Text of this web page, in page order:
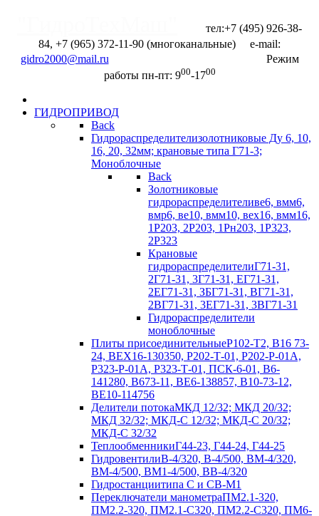
тел:+7 (495) 926-38-
84, +7 (965) 372-11-90 (многоканальные) e-mail:
gidro2000@mail.ru
Режим
работы пн-пт: 900-1700
ГИДРОПРИВОД
Back
Гидрораспределителизолотниковые Ду 6, 10,
16, 20, 32мм; крановые типа Г71-3;
Моноблочные
Back
Золотниковые
гидрораспределителиве6, вмм6,
вмр6, ве10, вмм10, вех16, вмм16,
1Р203, 2Р203, 1Рн203, 1Р323,
2Р323
Крановые
гидрораспределителиГ71-31,
2Г71-31, 3Г71-31, ЕГ71-31,
2ЕГ71-31, ЗБГ71-З1, ВГ71-31,
2ВГ71-31, 3EГ71-31, 3BГ71-31
Гидрораспределители
моноблочные
Плиты присоединительныеР102-Т2, В16 73-
24, ВЕХ16-130350, Р202-Т-01, Р202-Р-01А,
Р323-Р-01А, Р323-Т-01, ПСК-6-01, В6-
141280, В673-11, ВЕ6-138857, В10-73-12,
ВЕ10-114756
Делители потокаМКД 12/32; МКД 20/32;
МКД 32/32; МКД-С 12/32; МКД-С 20/32;
МКД-С 32/32
ТеплообменникиГ44-23, Г44-24, Г44-25
ГидровентилиВ-4/320, В-4/500, ВМ-4/320,
ВМ-4/500, ВМ1-4/500, ВВ-4/320
Гидростанциитипа С и СВ-М1
Переключатели манометраПМ2.1-320,
ПМ2.2-320, ПМ2.1-С320, ПМ2.2-С320, ПМ6-